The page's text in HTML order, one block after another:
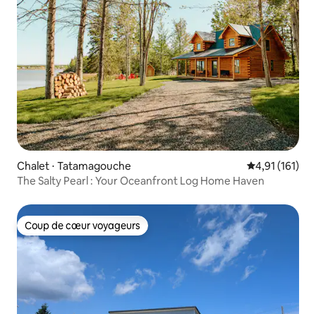
Chalet ⋅ Tatamagouche Évaluation
4,91 (161)
The Salty Pearl : Your Oceanfront Log Home Haven
Coup de cœur voyageurs
Coup de cœur voyageurs